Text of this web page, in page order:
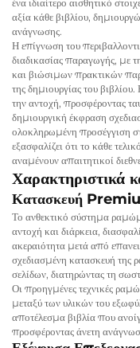
αξία κάθε βιβλίου,
ανάγνωσης.
Η επίγνωση του
διαδικασίας παραγωγής, με
και βιώσιμων πρακτικών
της δημιουργίας του
την αντοχή, προσφέροντας
δημιουργική έκφραση
ολοκληρωμένη προσέγγιση
εξασφαλίζει ότι το κάθε
αναμένουν απαιτητικοί
Χαρακτηριστικά
Κατασκευή
Το ανθεκτικό σύστημα
αντοχή και διάρκεια,
ακεραιότητα μετά από
σχεδιασμένη κατασκευή της
σελίδων, διατηρώντας τη
Οι προηγμένες τεχνικές
μεταξύ των υλικών του
αποτέλεσμα βιβλία που
προσφέροντας άνετη